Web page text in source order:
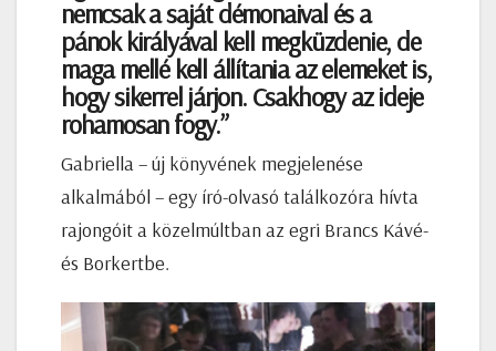
nemcsak a saját démonaival és a
pánok királyával kell megküzdenie, de
maga mellé kell állítania az elemeket is,
hogy sikerrel járjon. Csakhogy az ideje
rohamosan fogy.”
Gabriella – új könyvének megjelenése
alkalmából – egy író-olvasó találkozóra hívta
rajongóit a közelmúltban az egri Brancs Kávé-
és Borkertbe.